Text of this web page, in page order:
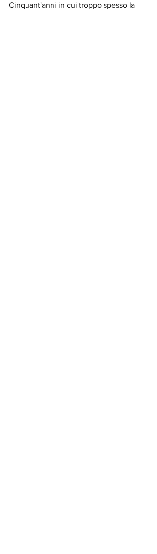
Cinquant'anni in cui troppo spesso la